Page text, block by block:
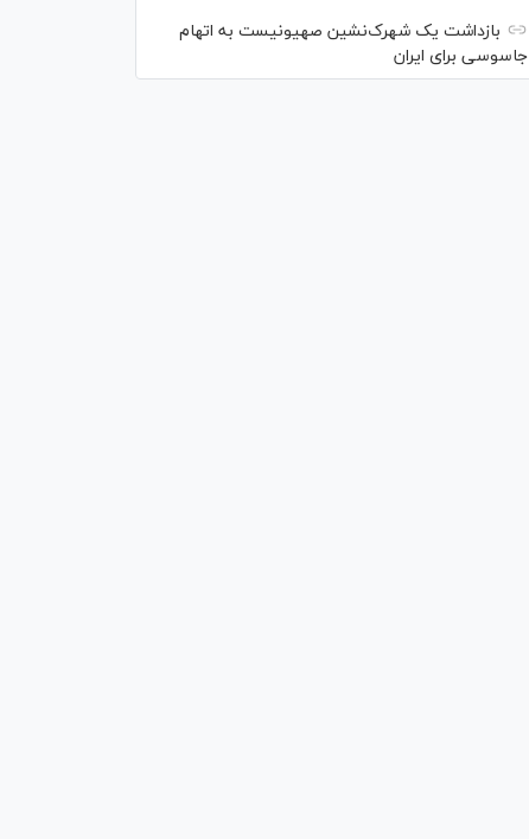
بازداشت یک شهرک‌نشین صهیونیست به اتهام
جاسوسی برای ایران